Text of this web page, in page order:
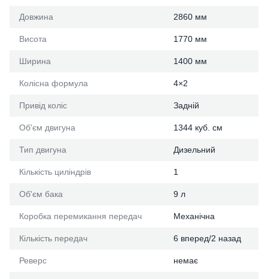
Довжина 2860 мм
Висота 1770 мм
Ширина 1400 мм
Колісна формула 4×2
Привід коліс Задній
Об'єм двигуна 1344 куб. см
Тип двигуна Дизельний
Кількість циліндрів 1
Об'єм бака 9 л
Коробка перемикання передач Механічна
Кількість передач 6 вперед/2 назад
Реверс немає